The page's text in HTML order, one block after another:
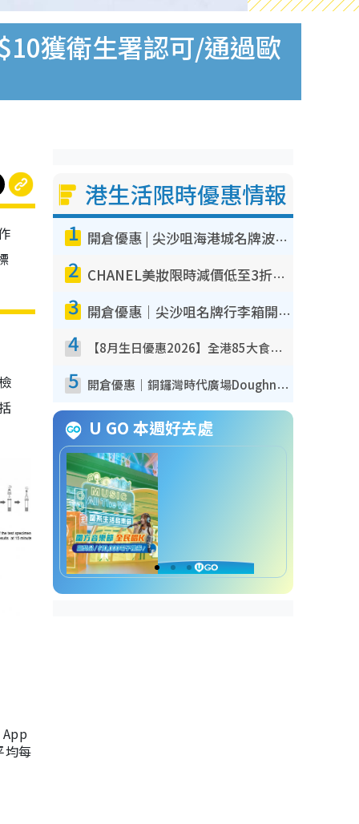
獲衛生署認可/通過歐
均每
港生活限時優惠情報
1 開倉優惠 | 尖沙咀海港城名牌波鞋開倉低至1折！On鞋$899起／Joy&Peace鞋履$98起
2 CHANEL美妝限時減價低至3折！人氣粉底/唇膏/精華液低至$275！COCO香水都有平
3 開倉優惠｜尖沙咀名牌行李箱開倉低至4折！一連5日 American Tourister/ace./Hallmark $200起！
4 【8月生日優惠2026】全港85大食買玩著數攻略 自助餐/火鍋放題同行免費＋誠品/DONKI送現金券
5 開倉優惠｜銅鑼灣時代廣場Doughnut/Campo Marzio開倉低至1折！背囊、書包、手袋劈價$200起
U GO 本週好去處